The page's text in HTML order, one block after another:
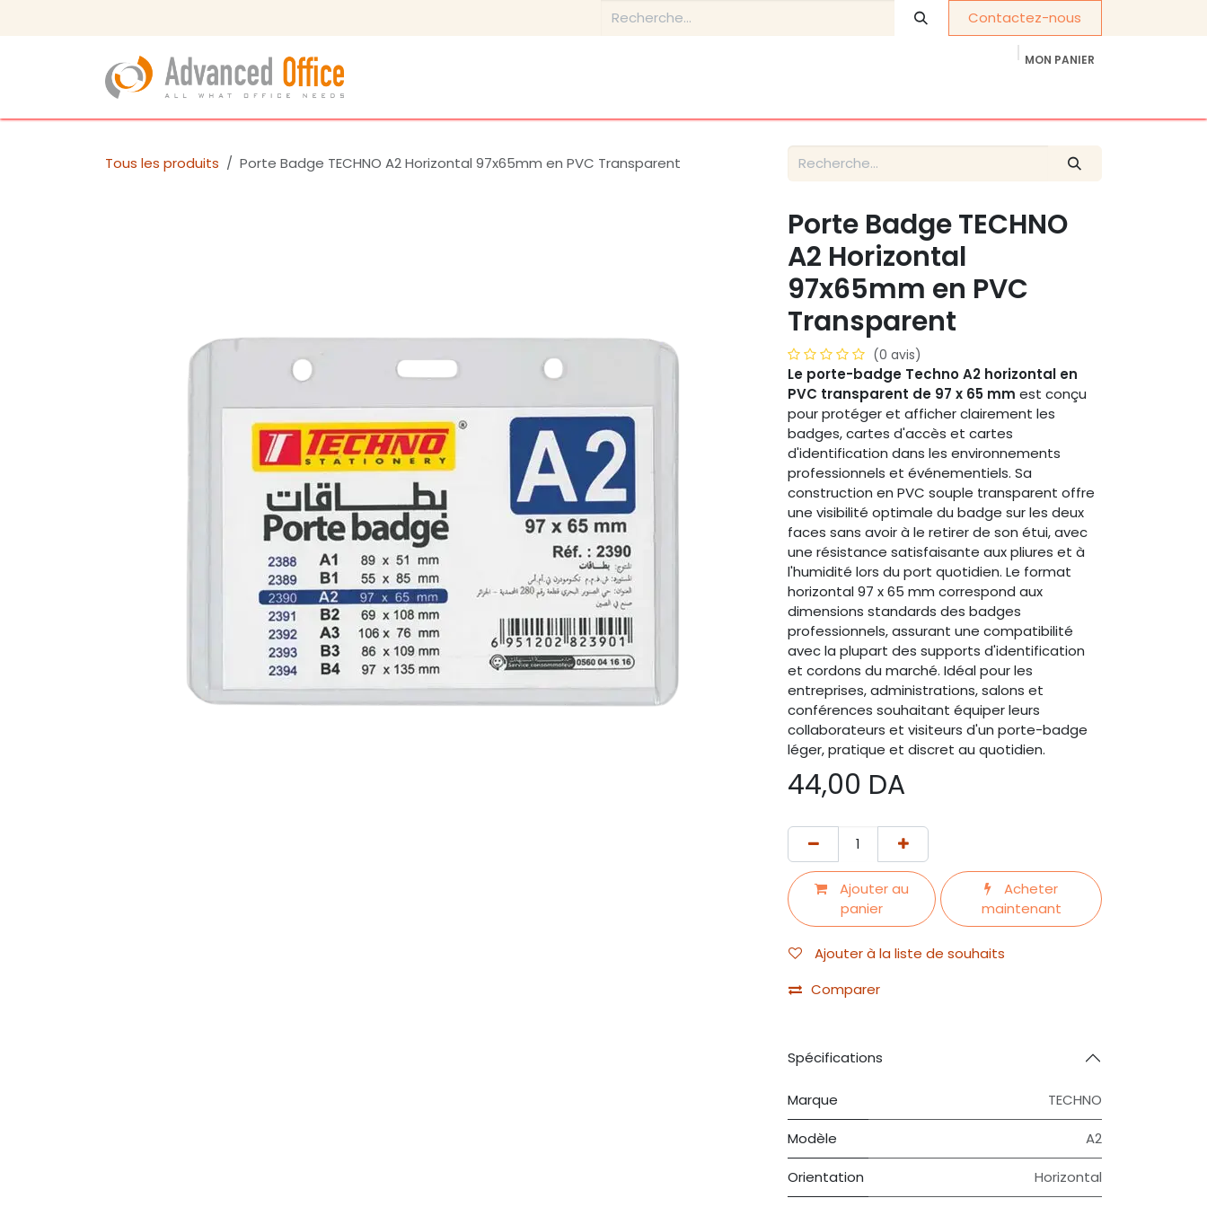
Contactez-nous
MON PANIER
Tous les produits Porte Badge TECHNO A2 Horizontal 97x65mm en PVC Transparent
Porte Badge TECHNO
A2 Horizontal
97x65mm en PVC
Transparent
(0 avis)
Le porte-badge Techno A2 horizontal en
PVC transparent de 97 x 65 mm est conçu
pour protéger et afficher clairement les
badges, cartes d'accès et cartes
d'identification dans les environnements
professionnels et événementiels. Sa
construction en PVC souple transparent offre
une visibilité optimale du badge sur les deux
faces sans avoir à le retirer de son étui, avec
une résistance satisfaisante aux pliures et à
l'humidité lors du port quotidien. Le format
horizontal 97 x 65 mm correspond aux
dimensions standards des badges
professionnels, assurant une compatibilité
avec la plupart des supports d'identification
et cordons du marché. Idéal pour les
entreprises, administrations, salons et
conférences souhaitant équiper leurs
collaborateurs et visiteurs d'un porte-badge
léger, pratique et discret au quotidien.
44,00 DA
Ajouter au
panier
Acheter
maintenant
Ajouter à la liste de souhaits
Comparer
Spécifications
Marque TECHNO
Modèle A2
Orientation Horizontal